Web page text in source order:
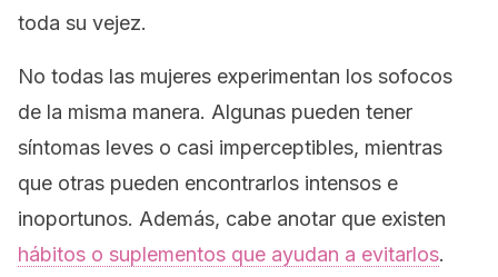
toda su vejez.
No todas las mujeres experimentan los sofocos
de la misma manera. Algunas pueden tener
síntomas leves o casi imperceptibles, mientras
que otras pueden encontrarlos intensos e
inoportunos. Además, cabe anotar que existen
hábitos o suplementos que ayudan a evitarlos.